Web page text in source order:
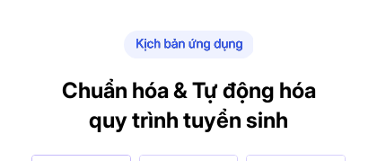
Chuẩn hóa & Tự động hóa
quy trình tuyển sinh